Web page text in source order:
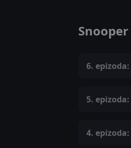
6. epizoda:
5. epizoda:
4. epizoda: